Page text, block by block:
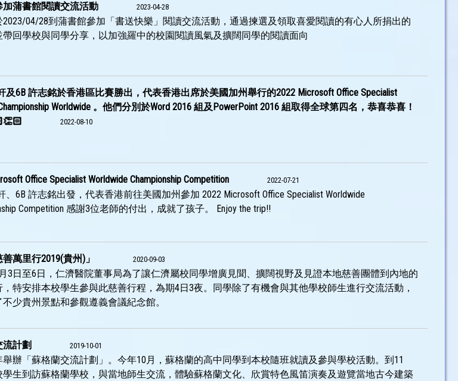
加蒲書館閱讀交流活動 2023-04-28
2023/04/28到蒲書館參加「書送快樂」閱讀交流活動，通過揀選及領取喜愛閱讀的有心人所捐出的
帶回學校與同學分享，以加強羅中的校園閱讀風氣及擴闊同學的閱讀面向
及6B 許志銘於香港區比賽勝出，代表香港出席於美國加州舉行的2022 Microsoft Office Specialist
Championship Worldwide 。他們分別於Word 2016 組及PowerPoint 2016 組取得全球第四名，恭喜恭喜！
2022-08-10
Office Specialist Worldwide Championship Competition 2022-07-21
、6B 許志銘出發，代表香港前往美國加州參加 2022 Microsoft Office Specialist Worldwide
Competition 感謝3位老師的付出，成就了孩子。 Enjoy the trip!!
善萬里行2019(貴州)」 2020-09-03
3日至6日，仁濟醫院董事局為了讓仁濟屬校同學增廣見聞、擴闊視野及見證本地慈善團體到內地的
特安排本校學生參與此慈善行程，為期4日3夜。同學除了有機會與其他學校師生進行交流活動，
少貴州景點和參觀遵義會議紀念館。
計劃 2019-10-01
舉辦「蘇格蘭交流計劃」。今年10月，蘇格蘭的高中同學到本校隨班就讀及參與學校活動。到11
學生到訪蘇格蘭學校，與當地師生交流，體驗蘇格蘭文化、欣賞特色風笛演奏及遊覽當地古今建築